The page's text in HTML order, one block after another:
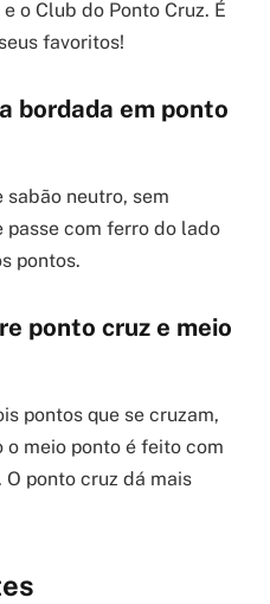
o Club do Ponto Cruz. É
favoritos!
bordada em ponto
sabão neutro, sem
passe com ferro do lado
pontos.
ponto cruz e meio
pontos que se cruzam,
o meio ponto é feito com
ponto cruz dá mais